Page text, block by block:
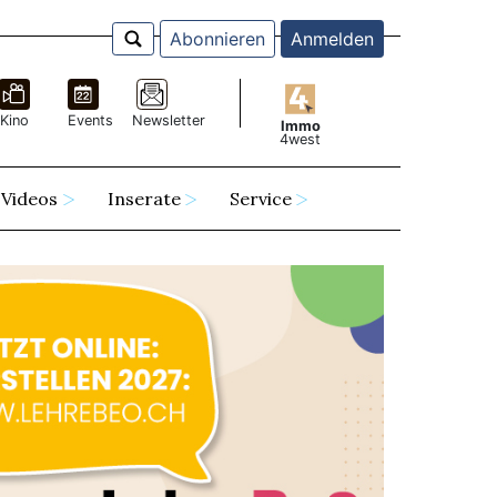
Abonnieren Anmelden
Kino Events Newsletter
Immo
4west
Videos Inserate Service